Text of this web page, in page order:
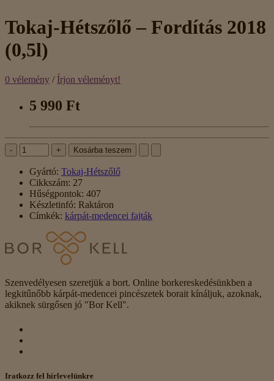
Tokaj-Hétszőlő – Fordítás 2018
(0,5l)
0 vélemény / Írjon véleményt!
5 990 Ft
- + Kosárba teszem
Gyártó: Tokaj-Hétszőlő
Cikkszám: 27
Hűségpontok: 407
Készletinfó: Raktáron
Címkék: kárpát-medencei fajták
Szenvedélyesen szeretjük a bort. Online borkereskedésünkben a
legkitűnőbb kárpát-medencei pincészetek borait kínáljuk, azoknak,
akiknek sürgősen jó "Bor Kell".
Iratkozz fel hírlevelünkre